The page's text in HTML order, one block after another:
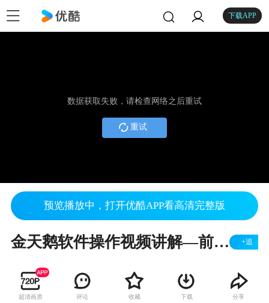
下载APP
数据获取失败，请检查网络之后重试
重试
预览播放中，打开优酷APP看高清完整版
金天鹅软件操作视频讲解—前台入住 +追
超清画质 评论 收藏 下载 分享